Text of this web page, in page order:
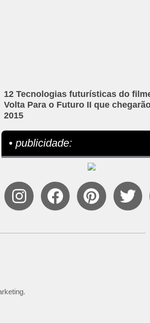
12 Tecnologias futurísticas do
Volta Para o Futuro II que
2015
• publicidade: